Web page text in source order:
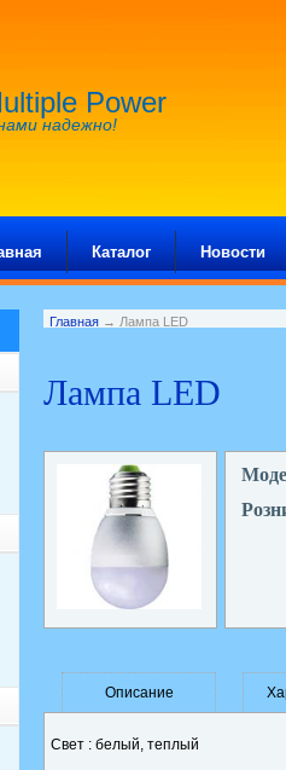
Power
надежно!
Каталог Новости
Главная → Лампа LED
Лампа LED
Описание
Свет : белый, теплый